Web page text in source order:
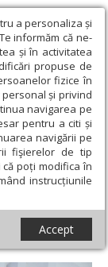
a personaliza și
informăm că ne-
și în activitatea
propuse de
fizice în
și privind
navigarea pe
pentru a citi și
navigării pe
fişierelor de tip
poți modifica în
instrucțiunile
Accept
cuvântări ›